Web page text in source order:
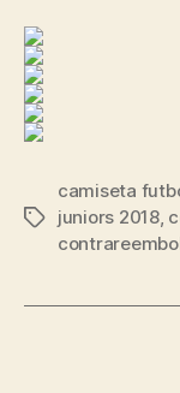
Etiquetas
camiseta
juniors 2018,